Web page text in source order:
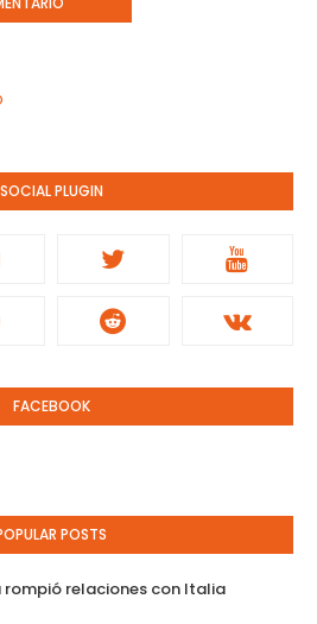
SOCIAL PLUGIN
FACEBOOK
POSTS
rompió relaciones con Italia